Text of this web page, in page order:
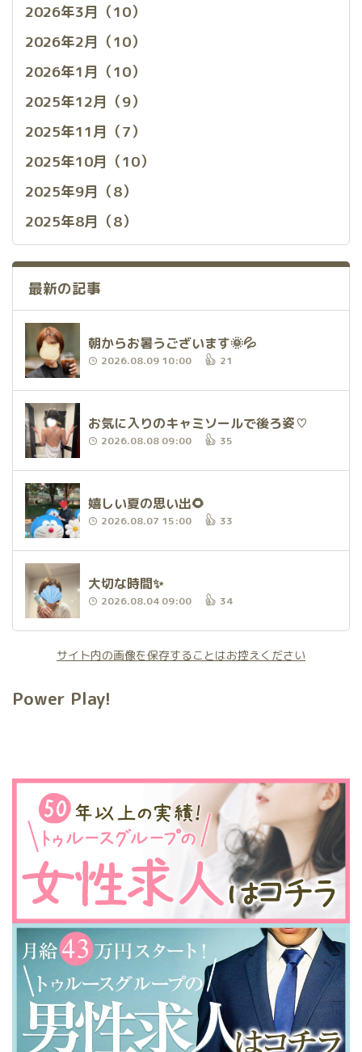
2026年3月（10）
2026年2月（10）
2026年1月（10）
2025年12月（9）
2025年11月（7）
2025年10月（10）
2025年9月（8）
2025年8月（8）
最新の記事
朝からお暑うございます🌞💦
2026.08.09 10:00 21
お気に入りのキャミソールで後ろ姿♡
2026.08.08 09:00 35
嬉しい夏の思い出🌻
2026.08.07 15:00 33
大切な時間✨
2026.08.04 09:00 34
サイト内の画像を保存することはお控えください
Power Play!